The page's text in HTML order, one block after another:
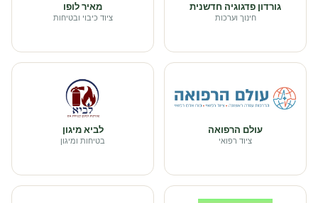
גורדון פדגוגיה חדשנית
חינוך וערכות
מאיר לופו
ציוד כיבוי ובטיחות
עולם הרפואה
ציוד רפואי
לביא מיגון
בטיחות ומיגון